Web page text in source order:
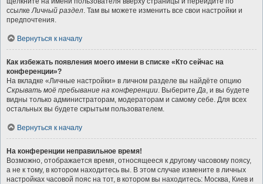
ссылкеЛичный раздел. Там вы можете изменить все свои настройки и
предпочтения.
Вернуться к началу
Как избежать появления моего имени в списке «Кто сейчас на
конференции»?
На вкладке «Личные настройки» в личном разделе вы найдёте опцию
Скрывать моё пребывание на конференции. ВыберитеДа, и вы будете
видны только администраторам, модераторам и самому себе. Для всех
остальных вы будете скрытым пользователем.
Вернуться к началу
На конференции неправильное время!
Возможно, отображается время, относящееся к другому часовому поясу,
а не к тому, в котором находитесь вы. В этом случае измените в личных
настройках часовой пояс на тот, в котором вы находитесь: Москва, Киев и